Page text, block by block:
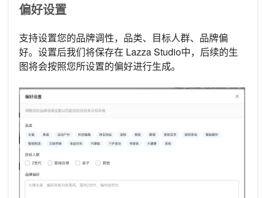
偏好设置
支持设置您的品牌调性，品类、目标人群、品牌偏
好。设置后我们将保存在 Lazza Studio中，后续的生
图将会按照您所设置的偏好进行生成。